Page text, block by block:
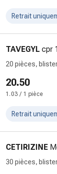
Retrait
TAVEGYL cpr
20 pièces,
20.50
1.03 / 1 pièce
Retrait
CETIRIZINE
30 pièces,